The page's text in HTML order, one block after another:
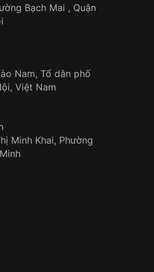
lựa chọn đáng mua nhất
tra và thanh toán trực tiếp
khách hàng
khách hàng trong suốt quá
Bạch Mai , Quận
Nam, Tổ dân phố
Việt Nam
Minh Khai, Phường